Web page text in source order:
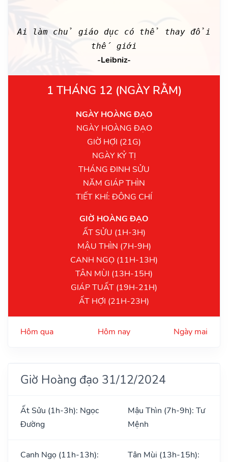
Ai làm chủ giáo dục có thể thay đổi
thế giới
-Leibniz-
1 THÁNG 12 (NGÀY RẰM)
NGÀY HOÀNG ĐẠO
NGÀY HOÀNG ĐẠO
GIỜ HỢI (21G)
NGÀY KỶ TỊ
THÁNG ĐINH SỬU
NĂM GIÁP THÌN
TIẾT KHÍ: ĐÔNG CHÍ
GIỜ HOÀNG ĐẠO
ẤT SỬU (1H-3H)
MẬU THÌN (7H-9H)
CANH NGỌ (11H-13H)
TÂN MÙI (13H-15H)
GIÁP TUẤT (19H-21H)
ẤT HỢI (21H-23H)
Hôm qua Hôm nay Ngày mai
Giờ Hoàng đạo 31/12/2024
Ất Sửu (1h-3h): Ngọc
Đường
Mậu Thìn (7h-9h): Tư
Mệnh
Canh Ngọ (11h-13h):
Tân Mùi (13h-15h):